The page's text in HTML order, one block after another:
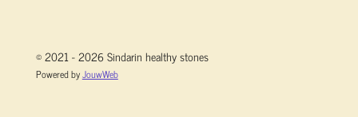
© 2021 - 2026 Sindarin healthy stones
Powered byJouwWeb